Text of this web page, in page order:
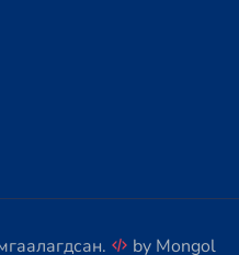
by Mongol